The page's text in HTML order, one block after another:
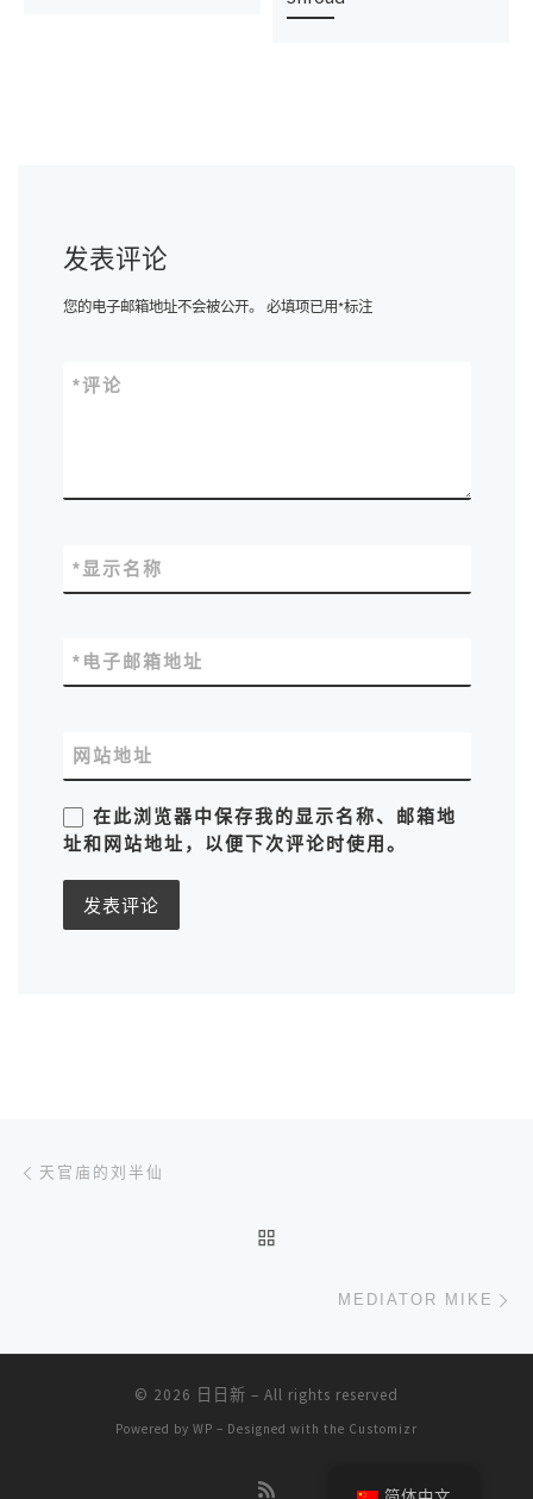
发表评论
您的电子邮箱地址不会被公开。 必填项已用*标注
评论
*
显示名称
*
电子邮箱地址
*
网站地址
在此浏览器中保存我的显示名称、邮箱地
址和网站地址，以便下次评论时使用。
文章导航
天官庙的刘半仙
MEDIATOR MIKE
© 2026 日日新 – All rights reserved
Powered by WP – Designed with the Customizr